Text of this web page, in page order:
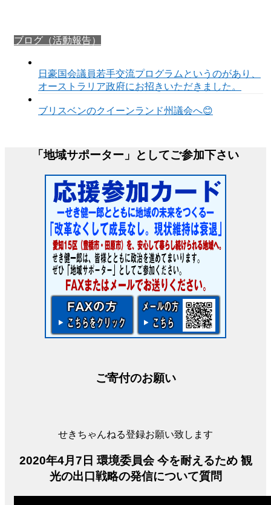
ブログ（活動報告）
日豪国会議員若手交流プログラムというのがあり、
オーストラリア政府にお招きいただきました。
ブリスベンのクイーンランド州議会へ😊
「地域サポーター」としてご参加下さい
ご寄付のお願い
せきちゃんねる登録お願い致します
2020年4月7日 環境委員会 今を耐えるため 観
光の出口戦略の発信について質問